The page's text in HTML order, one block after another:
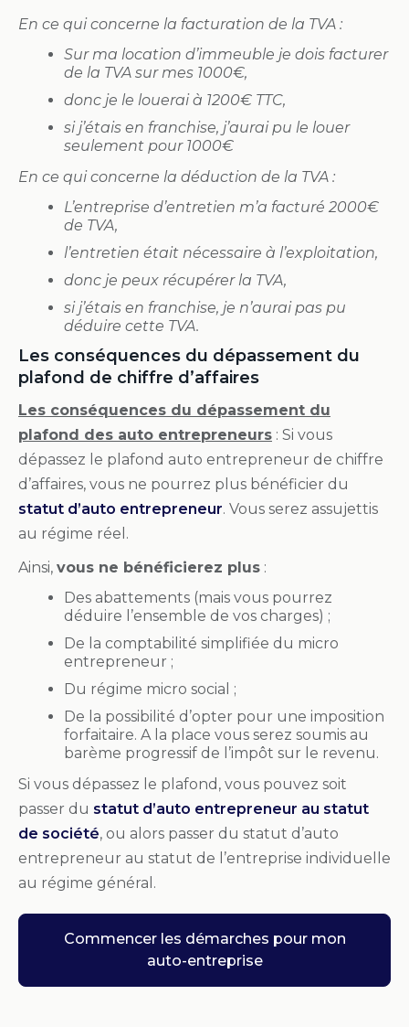
En ce qui concerne la facturation de la TVA :
Sur ma location d’immeuble je dois facturer
de la TVA sur mes 1000€,
donc je le louerai à 1200€ TTC,
si j’étais en franchise, j’aurai pu le louer
seulement pour 1000€
En ce qui concerne la déduction de la TVA :
L’entreprise d’entretien m’a facturé 2000€
de TVA,
l’entretien était nécessaire à l’exploitation,
donc je peux récupérer la TVA,
si j’étais en franchise, je n’aurai pas pu
déduire cette TVA.
Les conséquences du dépassement du
plafond de chiffre d’affaires
Les conséquences du dépassement du
plafond des auto entrepreneurs : Si vous
dépassez le plafond auto entrepreneur de chiffre
d’affaires, vous ne pourrez plus bénéficier du
statut d’auto entrepreneur. Vous serez assujettis
au régime réel.
Ainsi, vous ne bénéficierez plus :
Des abattements (mais vous pourrez
déduire l’ensemble de vos charges) ;
De la comptabilité simplifiée du micro
entrepreneur ;
Du régime micro social ;
De la possibilité d’opter pour une imposition
forfaitaire. A la place vous serez soumis au
barème progressif de l’impôt sur le revenu.
Si vous dépassez le plafond, vous pouvez soit
passer du statut d’auto entrepreneur au statut
de société, ou alors passer du statut d’auto
entrepreneur au statut de l’entreprise individuelle
au régime général.
Commencer les démarches pour mon
auto-entreprise